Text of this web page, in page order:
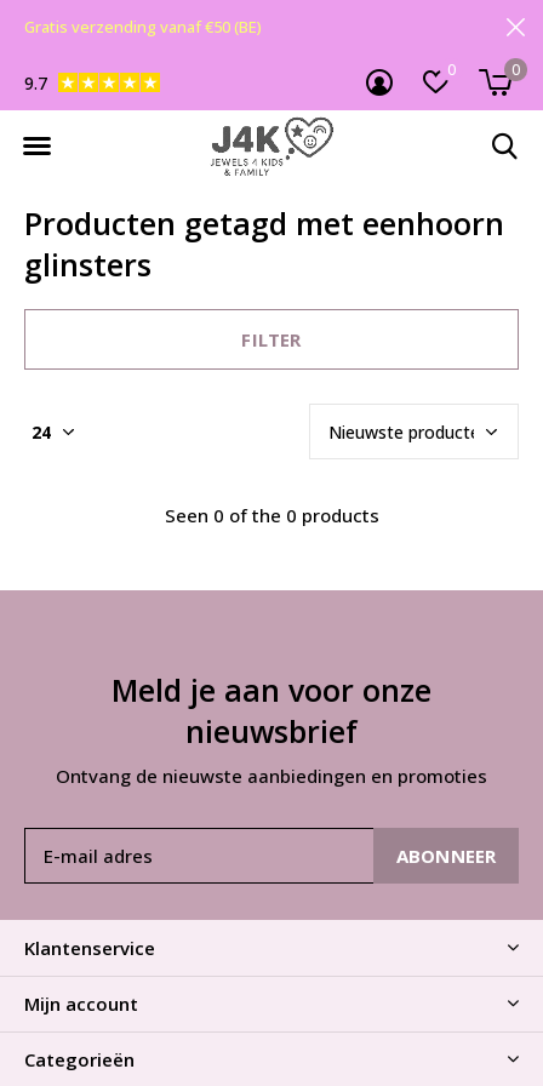
0 0
9.7
Gratis verzending vanaf €50 (BE)
Producten getagd met eenhoorn
glinsters
FILTER
Seen 0 of the 0 products
Meld je aan voor onze
nieuwsbrief
Ontvang de nieuwste aanbiedingen en promoties
ABONNEER
Klantenservice
Mijn account
Categorieën